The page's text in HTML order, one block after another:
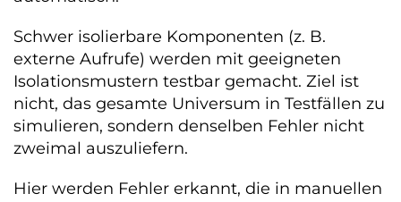
Schwer isolierbare Komponenten (z. B.
externe Aufrufe) werden mit geeigneten
Isolationsmustern testbar gemacht. Ziel ist
nicht, das gesamte Universum in Testfällen zu
simulieren, sondern denselben Fehler nicht
zweimal auszuliefern.
Hier werden Fehler erkannt, die in manuellen